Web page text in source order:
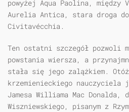
powyżej Aqua Paolina,
Aurelia Antica, stara droga
Civitavécchia.
Ten ostatni szczegół pozwoli
powstania wiersza, a
stała się jego zalążkiem.
krzemienieckiego nauczyciela
Jamesa Williama Mac Donalda,
Wiszniewskiego, pisanym z